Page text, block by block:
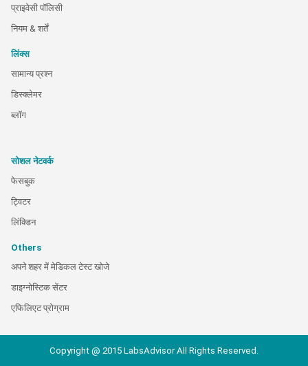
प्राइवेसी पॉलिसी
नियम & शर्तें
लिंक्स
सामान्य प्रश्न
डिस्क्लेमर
ब्लॉग
सोशल नेटवर्क
फेसबुक
ट्विटर
लिंक्डिन
Others
अपने शहर में मेडिकल टेस्ट खोजे
डाइग्नोस्टिक सेंटर
एफिलिएट प्रोग्राम
Copyright @ 2015 LabsAdvisor All Rights Reserved.